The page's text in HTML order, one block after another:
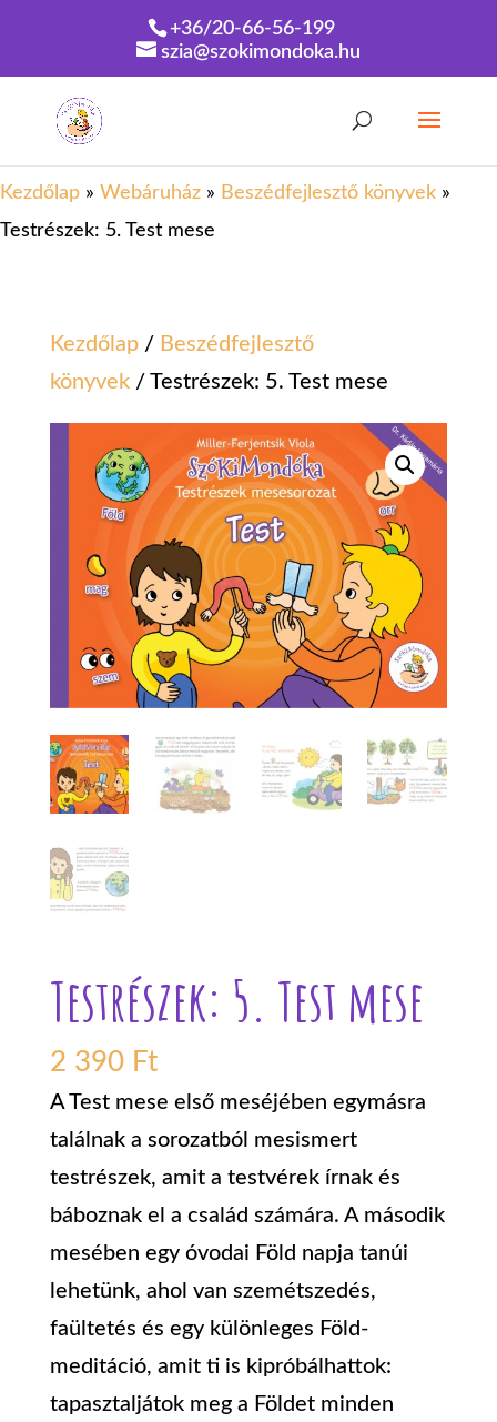
+36/20-66-56-199
szia@szokimondoka.hu
Kezdőlap » Webáruház » Beszédfejlesztő könyvek »
Testrészek: 5. Test mese
Kezdőlap/ Beszédfejlesztő
könyvek/ Testrészek: 5. Test mese
Testrészek: 5. Test mese
2 390 Ft
A Test mese első meséjében egymásra
találnak a sorozatból mesismert
testrészek, amit a testvérek írnak és
báboznak el a család számára. A második
mesében egy óvodai Föld napja tanúi
lehetünk, ahol van szemétszedés,
faültetés és egy különleges Föld-
meditáció, amit ti is kipróbálhattok:
tapasztaljátok meg a Földet minden